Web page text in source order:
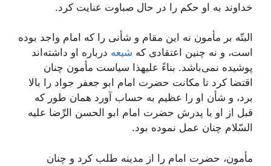
خداوند به او حكم را در حال صباوت عنایت كرد.
البتّه بر مأمون نه این مقام و شأنى را كه امام واجد بوده
است، و نه چنین اعتقادى كه شیعه درباره او داشته‌اند
پوشیده نمى‌باشد. بناءً علیهذا سیاست مأمون چنان
اقتضا كرد تا مكانت حضرت امام ابو جعفر جواد را بالا
برد، و شأن او را عظیم به حساب آورد همان طور كه
قبل از او با پدرش حضرت امام ابو الحسن الرِّضا علیه
السّلام چنان عمل نموده بود.
مأمون، حضرت امام را از مدینه طلب كرد و چنان